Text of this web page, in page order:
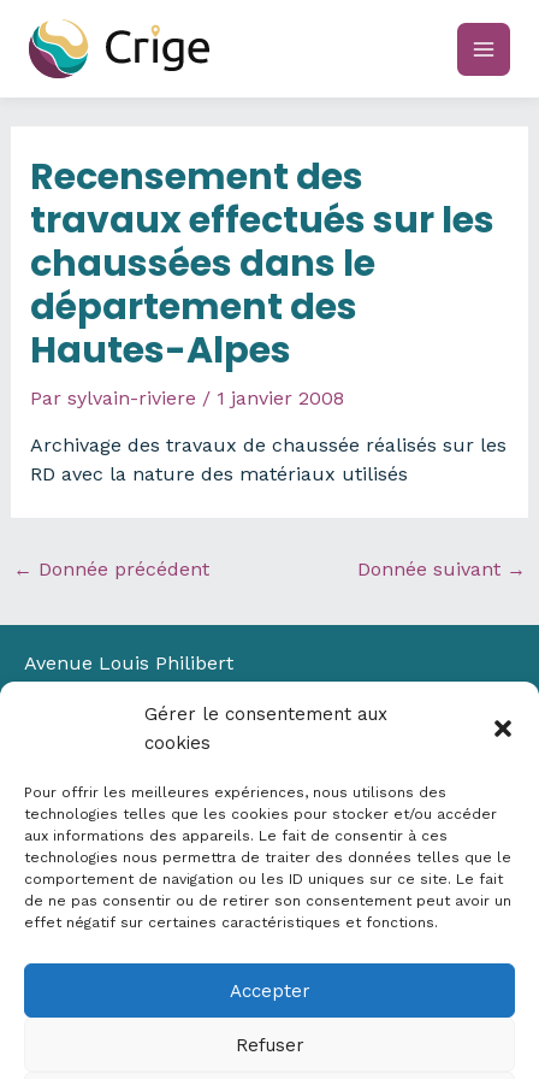
Gérer le consentement aux
cookies
Pour offrir les meilleures expériences, nous utilisons des
technologies telles que les cookies pour stocker et/ou accéder
aux informations des appareils. Le fait de consentir à ces
technologies nous permettra de traiter des données telles que le
comportement de navigation ou les ID uniques sur ce site. Le fait
de ne pas consentir ou de retirer son consentement peut avoir un
effet négatif sur certaines caractéristiques et fonctions.
Accepter
Refuser
contenu
main
Recensement des
travaux effectués sur les
chaussées dans le
département des
Hautes-Alpes
Par sylvain-riviere / 1 janvier 2008
Archivage des travaux de chaussée réalisés sur les
RD avec la nature des matériaux utilisés
← Donnée précédent Donnée suivant →
Avenue Louis Philibert
Bâtiment Laennec
13100 Aix-en-Provence
✉ contact@crige-paca.org
Mentions légales
RGPD